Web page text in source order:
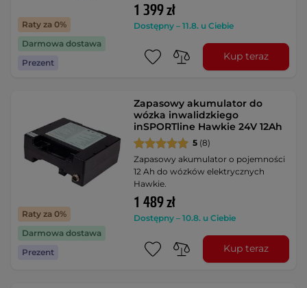
Raty za 0%
Darmowa dostawa
Prezent
1 399 zł
Dostępny – 11.8. u Ciebie
Kup teraz
Raty za 0%
Darmowa dostawa
Prezent
Zapasowy akumulator do
wózka inwalidzkiego
inSPORTline Hawkie 24V 12Ah
5 (8)
Zapasowy akumulator o pojemności
12 Ah do wózków elektrycznych
Hawkie.
1 489 zł
Dostępny – 10.8. u Ciebie
Kup teraz